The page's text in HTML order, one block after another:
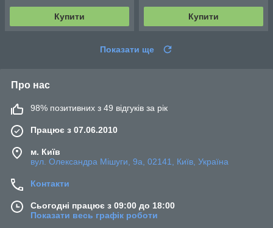
Купити Купити
Показати ще
Про нас
98% позитивних з 49 відгуків за рік
Працює з 07.06.2010
м. Київ
вул. Олександра Мішуги, 9а, 02141, Київ, Україна
Контакти
Сьогодні працює з 09:00 до 18:00
Показати весь графік роботи